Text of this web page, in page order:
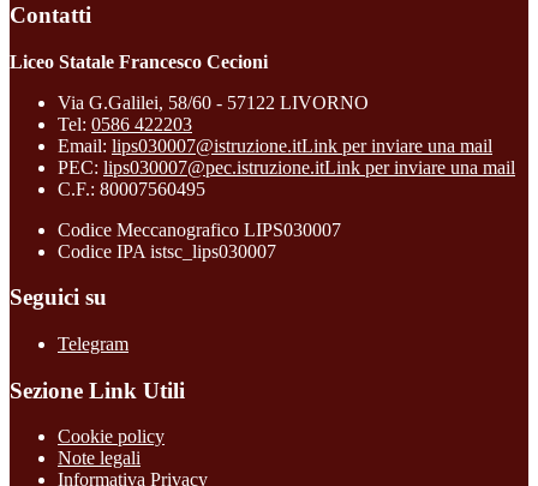
Contatti
Liceo Statale Francesco Cecioni
Via G.Galilei, 58/60 - 57122 LIVORNO
Tel: 0586 422203
Email: lips030007@istruzione.itLink per inviare una mail
PEC: lips030007@pec.istruzione.itLink per inviare una mail
C.F.: 80007560495
Codice Meccanografico LIPS030007
Codice IPA istsc_lips030007
Seguici su
Telegram
Sezione Link Utili
Cookie policy
Note legali
Informativa Privacy